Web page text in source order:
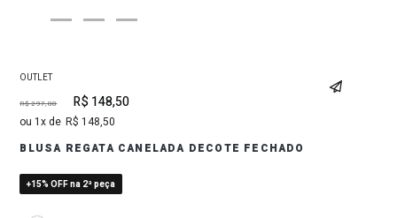
OUTLET
R$ 297,00 R$ 148,50
1 R$ 148,50
BLUSA REGATA CANELADA DECOTE FECHADO
+15% OFF na 2ª peça